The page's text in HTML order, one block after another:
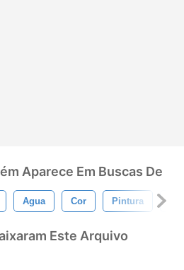
Aparece Em Buscas De
Agua Cor Pintura
Este Arquivo